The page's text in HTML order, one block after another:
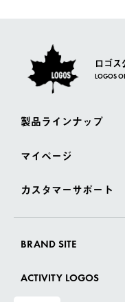
ロゴ
LOGOS
製品ラインナップ
マイページ
カスタマーサポート
BRAND SITE
ACTIVITY LOGOS